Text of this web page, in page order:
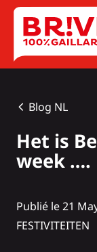
Cookies beheer
Blog NL
Het is
week ….
Publié le 21
FESTIVITEITEN